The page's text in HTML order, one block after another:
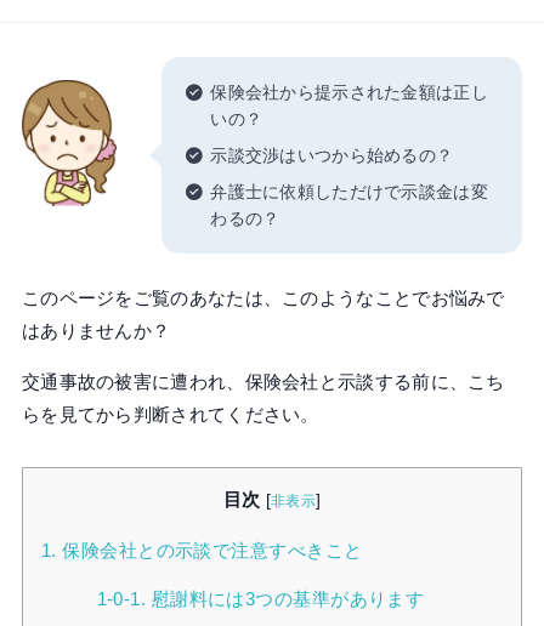
保険会社から提示された金額は正し
いの？
示談交渉はいつから始めるの？
弁護士に依頼しただけで示談金は変
わるの？
このページをご覧のあなたは、このようなことでお悩みで
はありませんか？
交通事故の被害に遭われ、保険会社と示談する前に、こち
らを見てから判断されてください。
目次 [非表示]
1. 保険会社との示談で注意すべきこと
1-0-1. 慰謝料には3つの基準があります